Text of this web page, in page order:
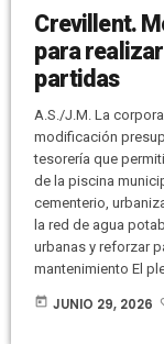
Crevillent.
para
partidas
A.S./J.M. La
modificación
tesorería que
de la piscina
cementerio,
la red de agua
urbanas y reforzar
mantenimiento El
today JUNIO 29, 2026